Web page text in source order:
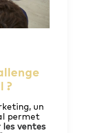
?
un
permet
ventes